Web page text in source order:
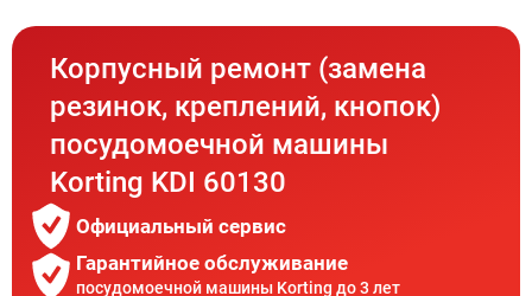
Корпусный ремонт (замена
резинок, креплений, кнопок)
посудомоечной машины
Korting KDI 60130
Официальный сервис
Гарантийное обслуживание
посудомоечной машины Korting до 3 лет